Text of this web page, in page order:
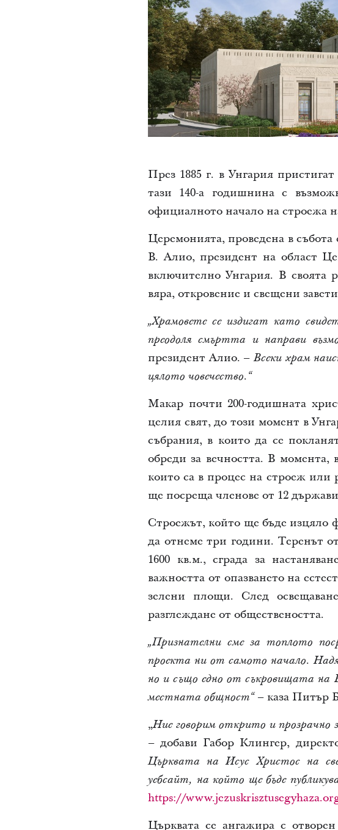
През 1885 г. в Унгария
тази 140-а годишнина с
официалното начало на строежа
Церемонията, проведена в
В. Алио, президент на област
включително Унгария. В своята
вяра, откровение и свещени
„Храмовете се издигат като
преодоля смъртта и направи
президент Алио. –Всеки храм
цялото човечество.“
Макар почти 200-годишната
целия свят, до този момент в
събрания, в които да се
обреди за вечността. В момента,
които са в процес на строеж
ще посреща членове от 12
Строежът, който ще бъде изцяло
да отнеме три години. Теренът
1600 кв.м., сграда за
важността от опазването на
зелени площи. След
разглеждане от обществеността.
„Признателни сме за топлото
проекта ни от самото начало.
но и също едно от съкровищата на
местната общност“– каза Питър
„Ние говорим открито и
– добави Габор Клингер,
Църквата на Исус Христос на
уебсайт, на който ще бъде
https://
Църквата се ангажира с